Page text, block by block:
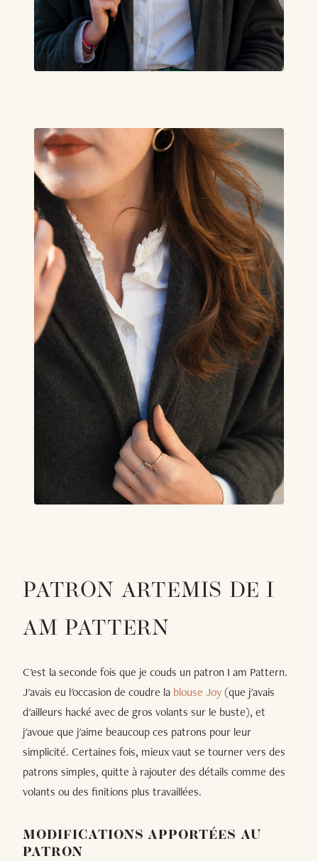
PATRON ARTEMIS DE I
AM PATTERN
C'est la seconde fois que je couds un patron I am Pattern.
J'avais eu l'occasion de coudre la blouse Joy(que j'avais
d'ailleurs hacké avec de gros volants sur le buste), et
j'avoue que j'aime beaucoup ces patrons pour leur
simplicité. Certaines fois, mieux vaut se tourner vers des
patrons simples, quitte à rajouter des détails comme des
volants ou des finitions plus travaillées.
MODIFICATIONS APPORTÉES AU
PATRON